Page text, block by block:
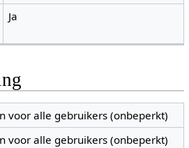
Ja
voor alle gebruikers (onbeperkt)
voor alle gebruikers (onbeperkt)